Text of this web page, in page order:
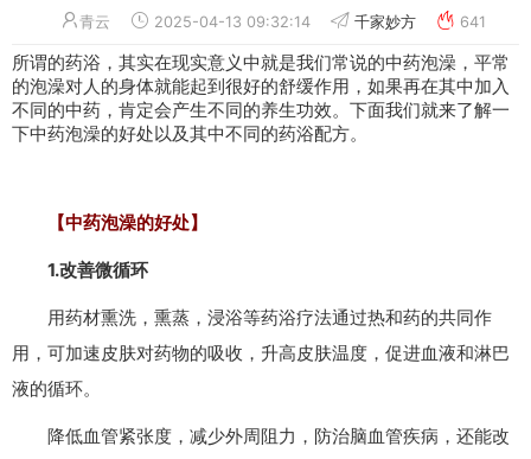
青云 2025-04-13 09:32:14 千家妙方 641
所谓的药浴，其实在现实意义中就是我们常说的中药泡澡，平常
的泡澡对人的身体就能起到很好的舒缓作用，如果再在其中加入
不同的中药，肯定会产生不同的养生功效。下面我们就来了解一
下中药泡澡的好处以及其中不同的药浴配方。
【中药泡澡的好处】
1.改善微循环
用药材熏洗，熏蒸，浸浴等药浴疗法通过热和药的共同作
用，可加速皮肤对药物的吸收，升高皮肤温度，促进血液和淋巴
液的循环。
降低血管紧张度，减少外周阻力，防治脑血管疾病，还能改